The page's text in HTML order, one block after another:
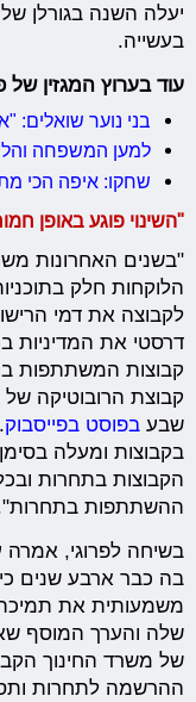
יעלה השנה בגורלן
בעשייה.
עוד בערוץ המגזין של
בני נוער שואלים:
למען המשפחה
שחקו: איפה הכי
"השינוי פוגע באופן
"בשנים האחרונות
לקבוצה את דמי
דרסטי את המדיניות
קבוצת הרובוטיקה
שבעבפוסט בפייסבוק
בקבוצות ומעלה
הקבוצות בתחרות
ההשתתפות
בשיחה לפרוגי,
בה כבר ארבע שנים
שלה והערך המוסף
של משרד החינוך
ההרשמה לתחרות